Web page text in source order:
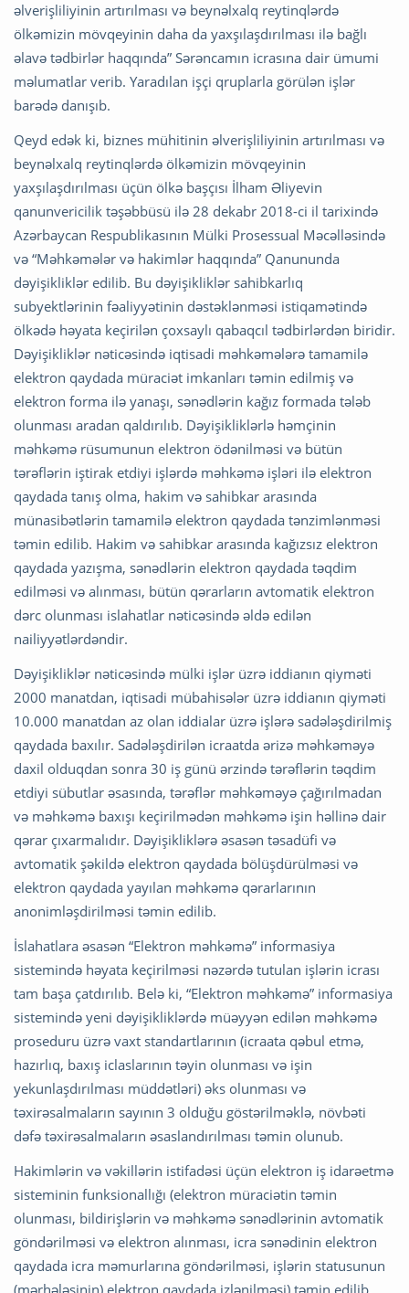
əlverişliliyinin artırılması və beynəlxalq reytinqlərdə
ölkəmizin mövqeyinin daha da yaxşılaşdırılması ilə bağlı
əlavə tədbirlər haqqında” Sərəncamın icrasına dair ümumi
məlumatlar verib. Yaradılan işçi qruplarla görülən işlər
barədə danışıb.
Qeyd edək ki, biznes mühitinin əlverişliliyinin artırılması və
beynəlxalq reytinqlərdə ölkəmizin mövqeyinin
yaxşılaşdırılması üçün ölkə başçısı İlham Əliyevin
qanunvericilik təşəbbüsü ilə 28 dekabr 2018-ci il tarixində
Azərbaycan Respublikasının Mülki Prosessual Məcəlləsində
və “Məhkəmələr və hakimlər haqqında” Qanununda
dəyişikliklər edilib. Bu dəyişikliklər sahibkarlıq
subyektlərinin fəaliyyətinin dəstəklənməsi istiqamətində
ölkədə həyata keçirilən çoxsaylı qabaqcıl tədbirlərdən biridir.
Dəyişikliklər nəticəsində iqtisadi məhkəmələrə tamamilə
elektron qaydada müraciət imkanları təmin edilmiş və
elektron forma ilə yanaşı, sənədlərin kağız formada tələb
olunması aradan qaldırılıb. Dəyişikliklərlə həmçinin
məhkəmə rüsumunun elektron ödənilməsi və bütün
tərəflərin iştirak etdiyi işlərdə məhkəmə işləri ilə elektron
qaydada tanış olma, hakim və sahibkar arasında
münasibətlərin tamamilə elektron qaydada tənzimlənməsi
təmin edilib. Hakim və sahibkar arasında kağızsız elektron
qaydada yazışma, sənədlərin elektron qaydada təqdim
edilməsi və alınması, bütün qərarların avtomatik elektron
dərc olunması islahatlar nəticəsində əldə edilən
nailiyyətlərdəndir.
Dəyişikliklər nəticəsində mülki işlər üzrə iddianın qiyməti
2000 manatdan, iqtisadi mübahisələr üzrə iddianın qiyməti
10.000 manatdan az olan iddialar üzrə işlərə sadələşdirilmiş
qaydada baxılır. Sadələşdirilən icraatda ərizə məhkəməyə
daxil olduqdan sonra 30 iş günü ərzində tərəflərin təqdim
etdiyi sübutlar əsasında, tərəflər məhkəməyə çağırılmadan
və məhkəmə baxışı keçirilmədən məhkəmə işin həllinə dair
qərar çıxarmalıdır. Dəyişikliklərə əsasən təsadüfi və
avtomatik şəkildə elektron qaydada bölüşdürülməsi və
elektron qaydada yayılan məhkəmə qərarlarının
anonimləşdirilməsi təmin edilib.
İslahatlara əsasən “Elektron məhkəmə” informasiya
sistemində həyata keçirilməsi nəzərdə tutulan işlərin icrası
tam başa çatdırılıb. Belə ki, “Elektron məhkəmə” informasiya
sistemində yeni dəyişikliklərdə müəyyən edilən məhkəmə
proseduru üzrə vaxt standartlarının (icraata qəbul etmə,
hazırlıq, baxış iclaslarının təyin olunması və işin
yekunlaşdırılması müddətləri) əks olunması və
təxirəsalmaların sayının 3 olduğu göstərilməklə, növbəti
dəfə təxirəsalmaların əsaslandırılması təmin olunub.
Hakimlərin və vəkillərin istifadəsi üçün elektron iş idarəetmə
sisteminin funksionallığı (elektron müraciətin təmin
olunması, bildirişlərin və məhkəmə sənədlərinin avtomatik
göndərilməsi və elektron alınması, icra sənədinin elektron
qaydada icra məmurlarına göndərilməsi, işlərin statusunun